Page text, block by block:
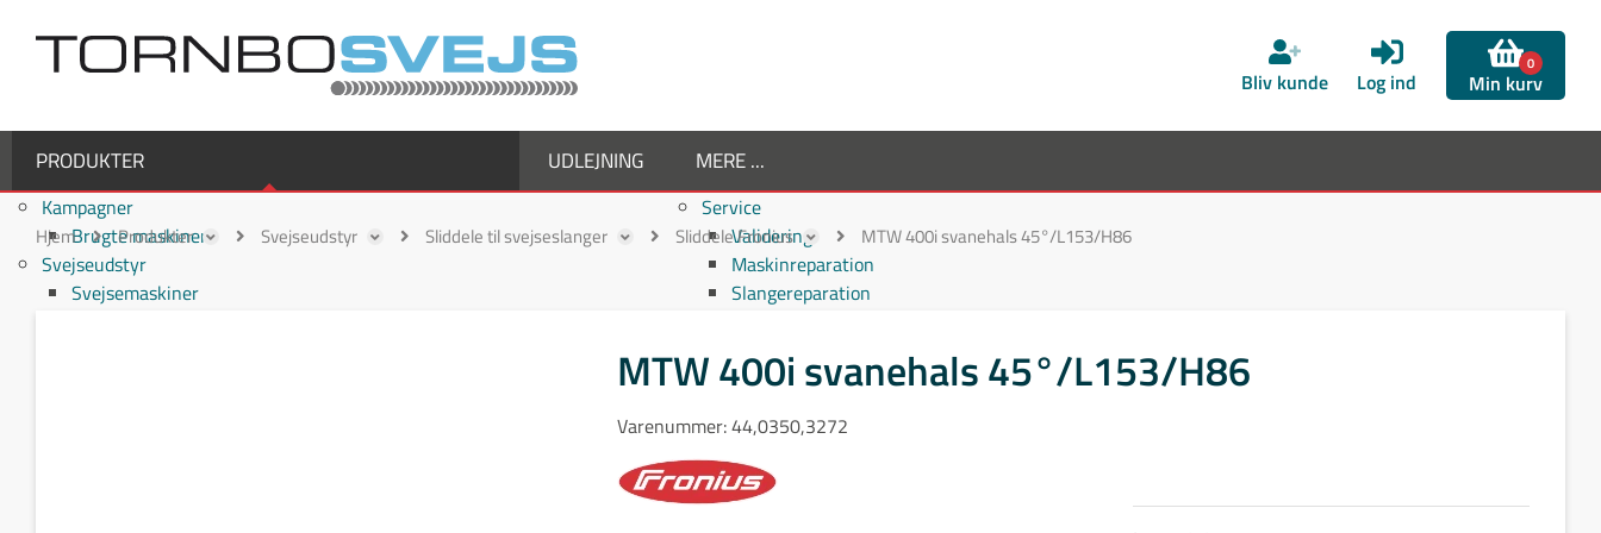
Bliv kunde Log ind
0
Min kurv
PRODUKTER
Kampagner
Brugte maskiner
Svejseudstyr
Svejsemaskiner
UDLEJNING MERE ...
Service
Validering
Maskinreparation
Slangereparation
Virksomheden
Supplier
Job hos TornboSvejs
Kvalitetspolitik
ESG politik
Hjem Produkter Svejseudstyr Sliddele til svejseslanger Sliddele Fronius MTW 400i svanehals 45°/L153/H86
MTW 400i svanehals 45°/L153/H86
Varenummer:44,0350,3272